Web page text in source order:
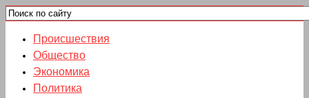
Происшествия
Общество
Экономика
Политика